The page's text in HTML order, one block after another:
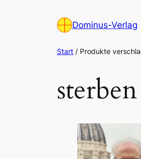
Dominus-Verlag
Start / Produkte